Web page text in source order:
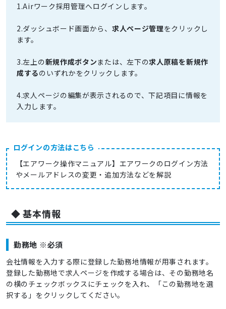
1.Airワーク採用管理へログインします。
2.ダッシュボード画面から、 求人ページ管理をクリックし
ます。
3.左上の新規作成ボタンまたは、左下の求人原稿を新規作
成するのいずれかをクリックします。
4.求人ページの編集が表示されるので、下記項目に情報を
入力します。
ログインの方法はこちら
【エアワーク操作マニュアル】エアワークのログイン方法
やメールアドレスの変更・追加方法などを解説
◆ 基本情報
勤務地 ※必須
会社情報を入力する際に登録した勤務地情報が用事されます。
登録した勤務地で求人ページを作成する場合は、その勤務地名
の横のチェックボックスにチェックを入れ、「この勤務地を選
択する」をクリックしてください。